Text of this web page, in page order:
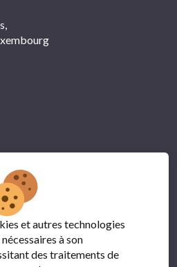
et autres technologies
à son
des traitements de